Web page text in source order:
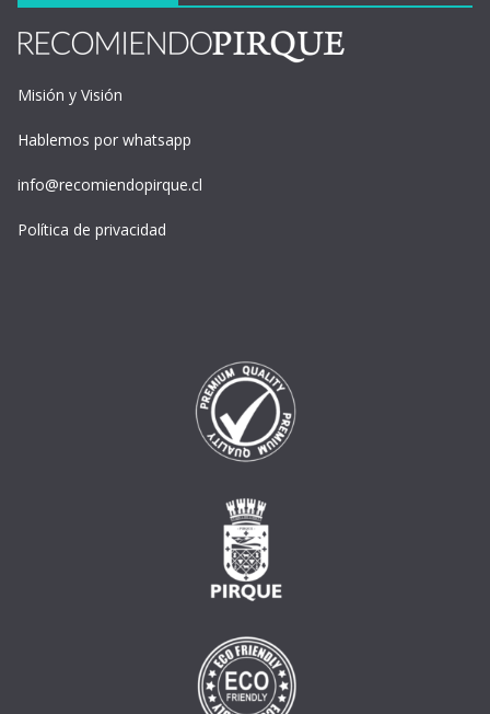
Misión y Visión
Hablemos por whatsapp
info@recomiendopirque.cl
Política de privacidad